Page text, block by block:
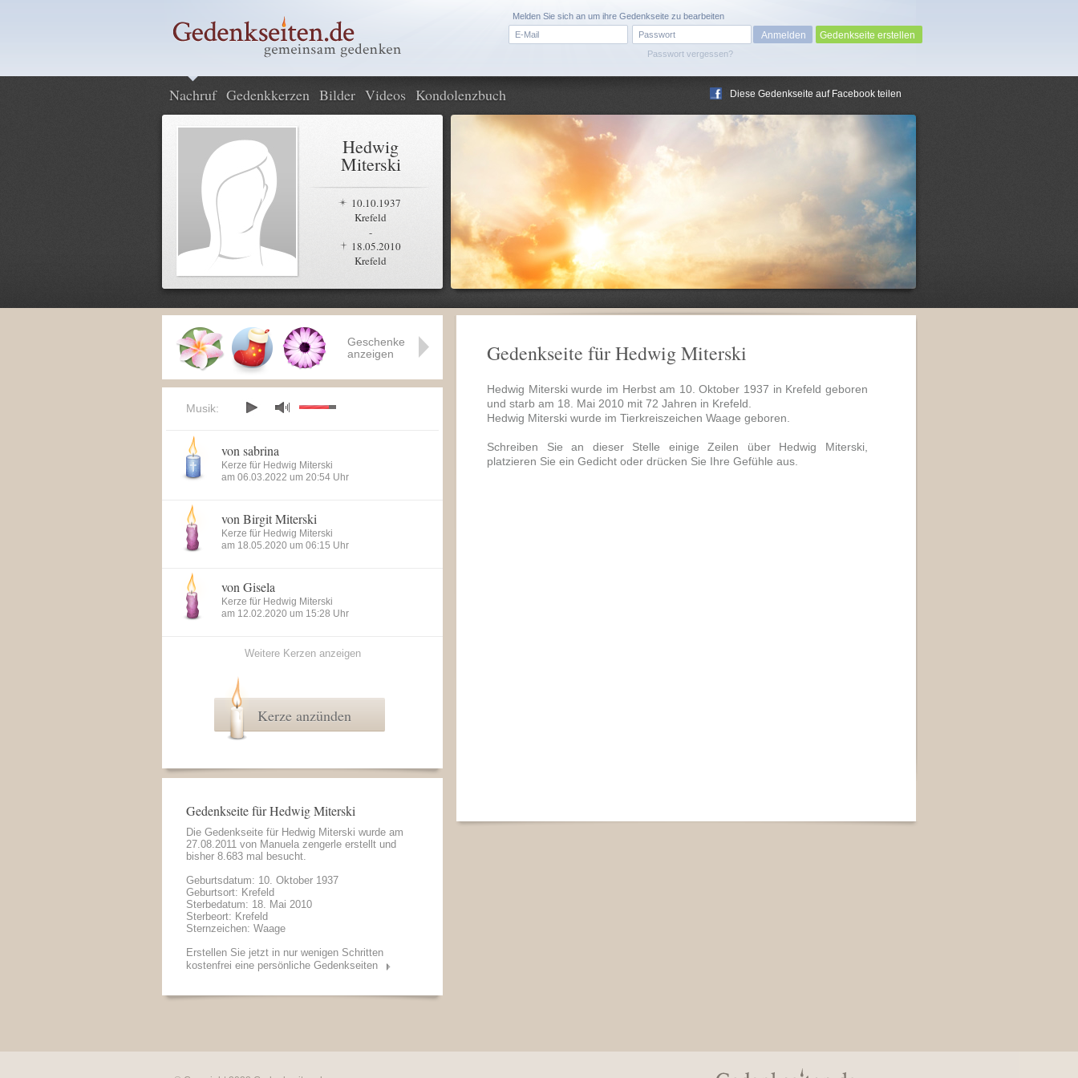
Passwort vergessen?
Melden Sie sich an um ihre Gedenkseite zu bearbeiten
Gedenkseite erstellen
Nachruf Gedenkkerzen Bilder Videos Kondolenzbuch Diese Gedenkseite auf Facebook teilen
Hedwig
Miterski
10.10.1937
Krefeld
-
18.05.2010
Krefeld
Gedenkseite für Hedwig Miterski
Hedwig Miterski wurde im Herbst am 10. Oktober 1937 in Krefeld geboren
und starb am 18. Mai 2010 mit 72 Jahren in Krefeld.
Hedwig Miterski wurde im Tierkreiszeichen Waage geboren.
Schreiben Sie an dieser Stelle einige Zeilen über Hedwig Miterski,
platzieren Sie ein Gedicht oder drücken Sie Ihre Gefühle aus.
Geschenke
anzeigen
Musik:
von sabrina
Kerze für Hedwig Miterski
am 06.03.2022 um 20:54 Uhr
von Birgit Miterski
Kerze für Hedwig Miterski
am 18.05.2020 um 06:15 Uhr
von Gisela
Kerze für Hedwig Miterski
am 12.02.2020 um 15:28 Uhr
Weitere Kerzen anzeigen
Kerze anzünden
Gedenkseite für Hedwig Miterski
Die Gedenkseite für Hedwig Miterski wurde am
27.08.2011 von Manuela zengerle erstellt und
bisher 8.683 mal besucht.
Geburtsdatum: 10. Oktober 1937
Geburtsort: Krefeld
Sterbedatum: 18. Mai 2010
Sterbeort: Krefeld
Sternzeichen: Waage
Erstellen Sie jetzt in nur wenigen Schritten
kostenfrei eine persönliche Gedenkseiten